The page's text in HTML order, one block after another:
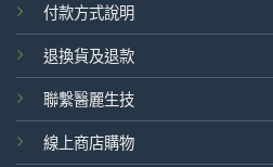
付款方式說明
退換貨及退款
聯繫醫麗生技
線上商店購物